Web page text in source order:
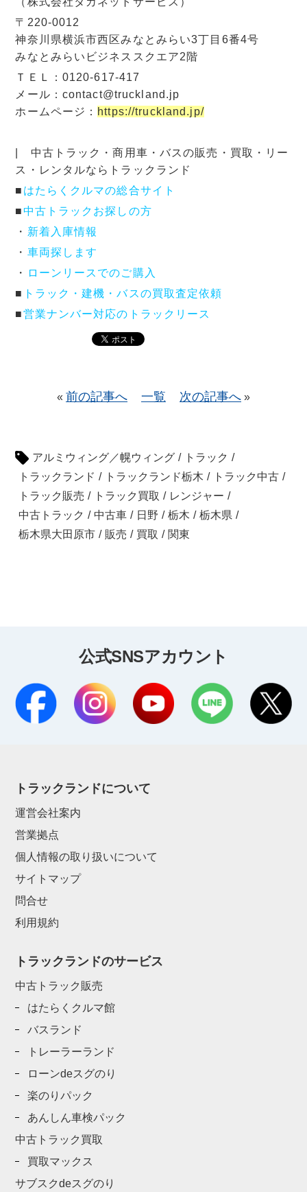
〒220-0012
神奈川県横浜市西区みなとみらい3丁目6番4号
みなとみらいビジネススクエア2階
ＴＥＬ：0120-617-417
メール：contact@truckland.jp
ホームページ： https://truckland.jp/
| 中古トラック・商用車・バスの販売・買取・リー
ス・レンタルならトラックランド
■ はたらくクルマの総合サイト
■中古トラックお探しの方
・ 新着入庫情報
・ 車両探します
・
ローンリースでのご購入
■ トラック・建機・バスの買取査定依頼
■営業ナンバー対応のトラックリース
« 前の記事へ 一覧 次の記事へ »
アルミウィング／幌ウィング / トラック /
トラックランド / トラックランド栃木 / トラック中古 /
トラック販売 / トラック買取 / レンジャー /
中古トラック / 中古車 / 日野 / 栃木 / 栃木県 /
栃木県大田原市 / 販売 / 買取 / 関東
公式SNSアカウント
トラックランドについて
運営会社案内
営業拠点
個人情報の取り扱いについて
サイトマップ
問合せ
利用規約
トラックランドのサービス
中古トラック販売
はたらくクルマ館
バスランド
トレーラーランド
ローンdeスグのり
楽のりパック
あんしん車検パック
中古トラック買取
買取マックス
サブスクdeスグのり